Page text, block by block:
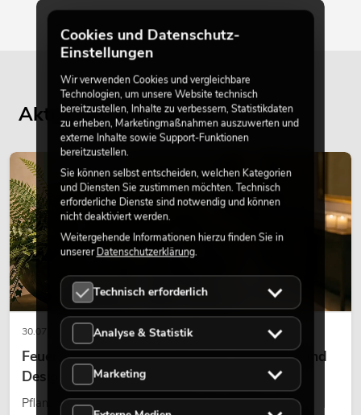
Aktuelle Blogbeiträge
30.07.2026
Feuerhemmende Kunstpflanzen: Sicherheit und
Design perfekt kombiniert
Pflanzen machen Räume lebendig. Sie schaffen eine
DEKORATION
Cookies und Datenschutz-
Einstellungen
Wir verwenden Cookies und vergleichbare
Technologien, um unsere Website technisch
bereitzustellen, Inhalte zu verbessern, Statistikdaten
zu erheben, Marketingmaßnahmen auszuwerten und
externe Inhalte sowie Support-Funktionen
bereitzustellen.
Sie können selbst entscheiden, welchen Kategorien
und Diensten Sie zustimmen möchten. Technisch
erforderliche Dienste sind notwendig und können
nicht deaktiviert werden.
Weitergehende Informationen hierzu finden Sie in
unsererDatenschutzerklärung.
Technisch erforderlich
Analyse & Statistik
Marketing